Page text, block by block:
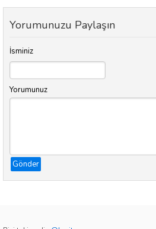
Yorumunuzu Paylaşın
İsminiz
Yorumunuz
Gönder